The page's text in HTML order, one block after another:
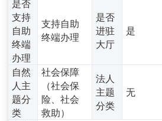
是否
支持
自助
终端
办理
支持自助
终端办理
是否
进驻
大厅
是
自然
人主
题分
类
社会保障
（社会保
险、社会
救助）
法人
主题
分类
无